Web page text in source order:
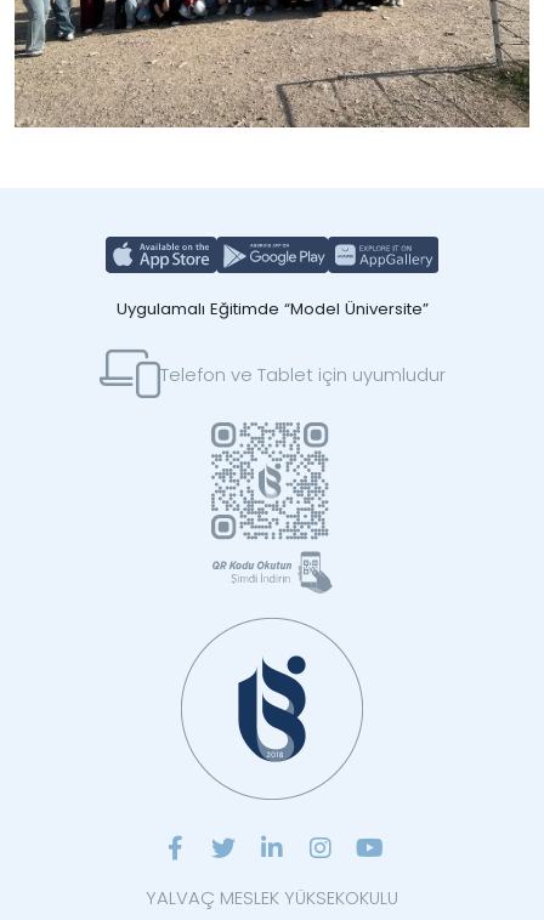
Uygulamalı Eğitimde “Model Üniversite”
Telefon ve Tablet için uyumludur
YALVAÇ MESLEK YÜKSEKOKULU